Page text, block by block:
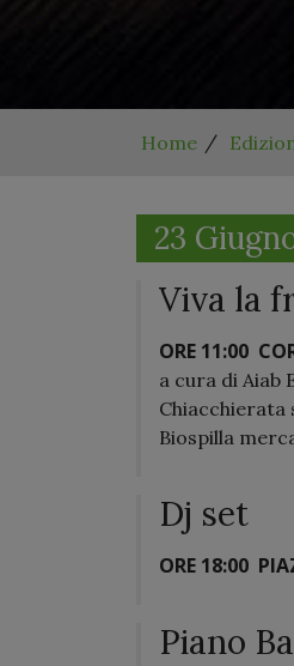
Home
23
Viva la
ORE 11:00
a cura di Aiab
Chiacchierata
Biospilla
Dj set
ORE 18:00
Piano